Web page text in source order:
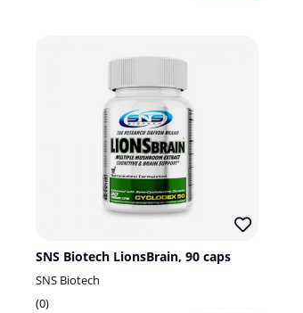
SNS Biotech LionsBrain, 90 caps
SNS Biotech
0
30-45 stykker.
Anbefalet dosering:
med vand eller anden valgfri drik.